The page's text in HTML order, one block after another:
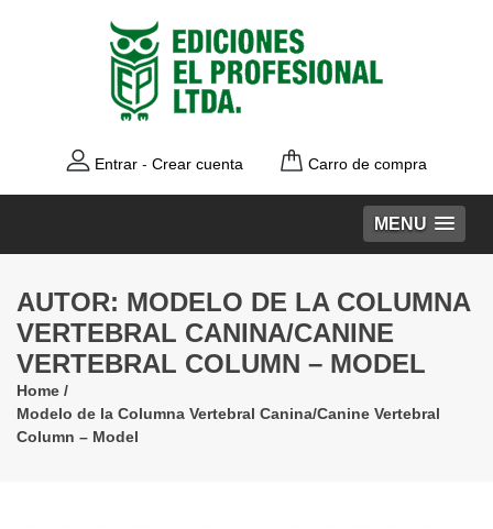
Entrar - Crear cuenta Carro de compra
MENU
AUTOR: MODELO DE LA COLUMNA
VERTEBRAL CANINA/CANINE
VERTEBRAL COLUMN – MODEL
Home /
Modelo de la Columna Vertebral Canina/Canine Vertebral
Column – Model